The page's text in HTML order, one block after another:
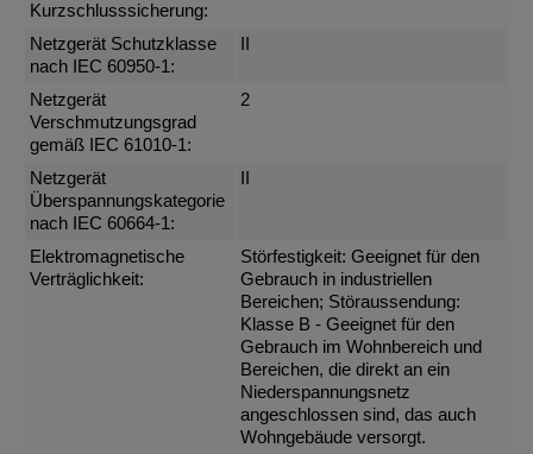
Kurzschlusssicherung:
Netzgerät Schutzklasse
nach IEC 60950-1:
Netzgerät
Verschmutzungsgrad
gemäß IEC 61010-1:
2
Netzgerät
Überspannungskategorie
nach IEC 60664-1:
Elektromagnetische
Verträglichkeit:
Störfestigkeit: Geeignet für den
Gebrauch in industriellen
Bereichen; Störaussendung:
Klasse B - Geeignet für den
Gebrauch im Wohnbereich und
Bereichen, die direkt an ein
Niederspannungsnetz
angeschlossen sind, das auch
Wohngebäude versorgt.